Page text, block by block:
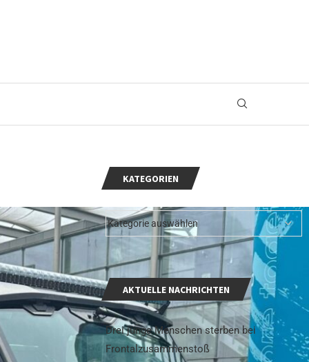
KATEGORIEN
AKTUELLE NACHRICHTEN
Drei junge Menschen sterben bei
Frontalzusammenstoß